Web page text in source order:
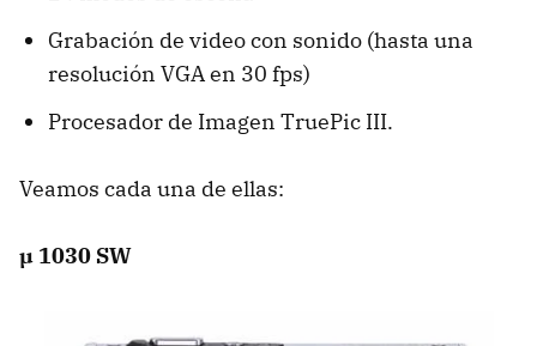
Grabación de video con sonido (hasta una
resolución VGA en 30 fps)
Procesador de Imagen TruePic III.
Veamos cada una de ellas:
µ 1030 SW